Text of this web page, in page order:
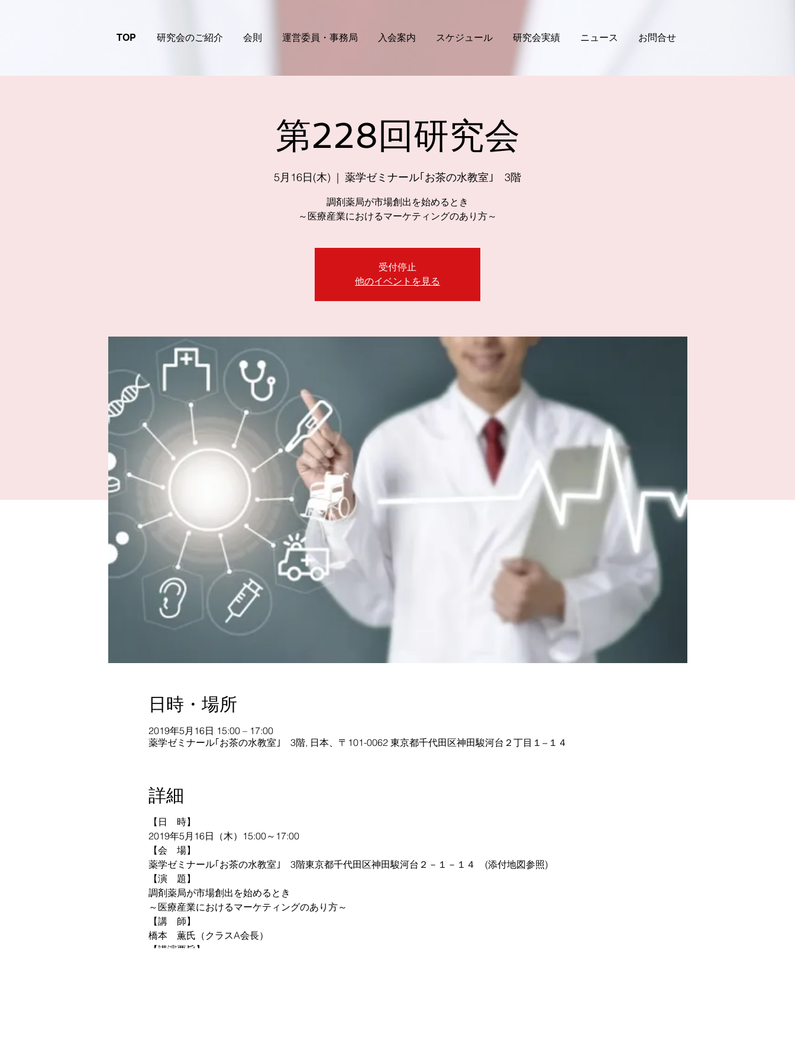
TOP 研究会のご紹介 会則 運営委員・事務局 入会案内 スケジュール 研究会実績 ニュース お問合せ
第228回研究会
5月16日(木)
  |
薬学ゼミナール｢お茶の水教室｣ 3階
調剤薬局が市場創出を始めるとき
～医療産業におけるマーケティングのあり方～
受付停止
他のイベントを見る
日時・場所
2019年5月16日 15:00 – 17:00
薬学ゼミナール｢お茶の水教室｣ 3階, 日本、〒101-0062 東京都千代田区神田駿河台２丁目１−１４
詳細
【日 時】
2019年5月16日（木）15:00～17:00
【会 場】
薬学ゼミナール｢お茶の水教室｣ 3階東京都千代田区神田駿河台２－１－１４ (添付地図参照)
【演 題】
調剤薬局が市場創出を始めるとき
～医療産業におけるマーケティングのあり方～
【講 師】
橋本 薫氏（クラスA会長）
【講演要旨】